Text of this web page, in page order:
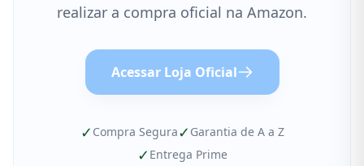
realizar a compra oficial na Amazon.
Acessar Loja Oficial
✓ Compra Segura✓ Garantia de A a Z
✓ Entrega Prime